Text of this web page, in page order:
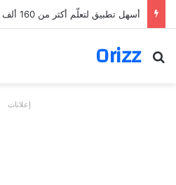
أسهل تطبيق لتعلّم أكثر من 160 ألف فعل بالألمانية
Orizz
بحث عن
إعلانات